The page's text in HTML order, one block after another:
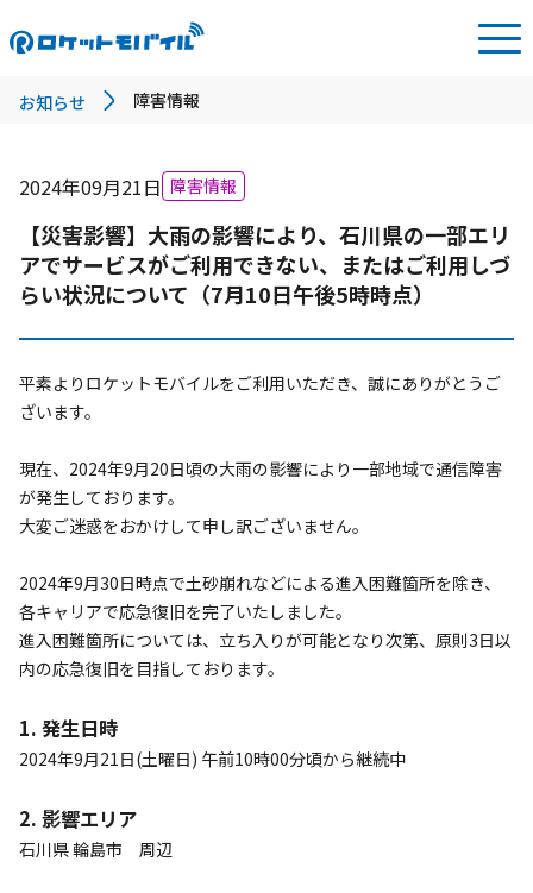
お知らせ 障害情報
【災害影響】大雨の影響により、石川県の一部エリ
アでサービスがご利用できない、またはご利用しづ
らい状況について（7月10日午後5時時点）
2024年09月21日 障害情報
平素よりロケットモバイルをご利用いただき、誠にありがとうご
ざいます。
現在、2024年9月20日頃の大雨の影響により一部地域で通信障害
が発生しております。
大変ご迷惑をおかけして申し訳ございません。
2024年9月30日時点で土砂崩れなどによる進入困難箇所を除き、
各キャリアで応急復旧を完了いたしました。
進入困難箇所については、立ち入りが可能となり次第、原則3日以
内の応急復旧を目指しております。
1. 発生日時
2024年9月21日(土曜日) 午前10時00分頃から継続中
2. 影響エリア
石川県 輪島市　周辺